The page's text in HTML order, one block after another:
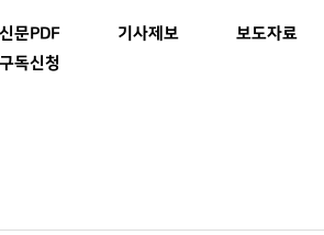
신문PDF
구독신청
기사제보 보도자료